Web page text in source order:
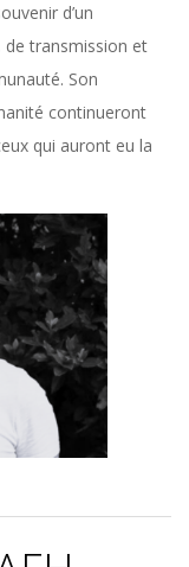
d’un
transmission et
Son
continueront
qui auront eu la